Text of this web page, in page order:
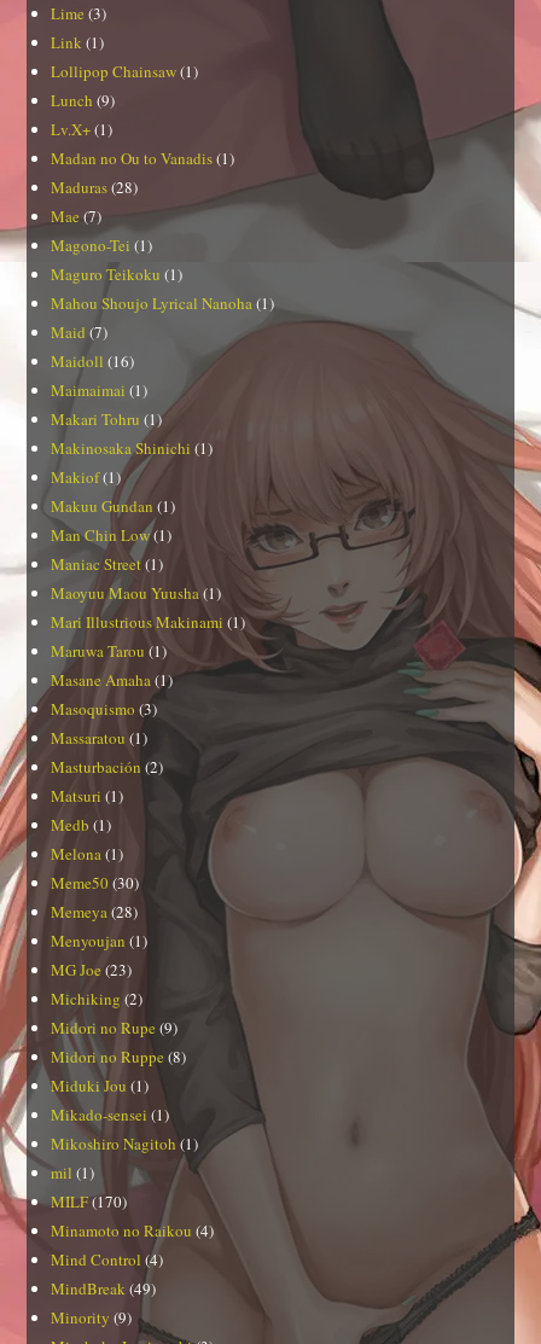
Lime (3)
Link (1)
Lollipop Chainsaw(1)
Lunch (9)
Lv.X+(1)
Madan no Ou to Vanadis(1)
Maduras(28)
Mae(7)
Magono-Tei (1)
Maguro Teikoku (1)
Mahou Shoujo Lyrical Nanoha(1)
Maid (7)
Maidoll (16)
Maimaimai (1)
Makari Tohru (1)
Makinosaka Shinichi (1)
Makiof(1)
Makuu Gundan (1)
Man Chin Low(1)
Maniac Street(1)
Maoyuu Maou Yuusha(1)
Mari Illustrious Makinami (1)
Maruwa Tarou (1)
Masane Amaha(1)
Masoquismo (3)
Massaratou (1)
Masturbación (2)
Matsuri (1)
Medb (1)
Melona(1)
Meme50 (30)
Memeya(28)
Menyoujan (1)
MG Joe (23)
Michiking (2)
Midori no Rupe (9)
Midori no Ruppe (8)
Miduki Jou (1)
Mikado-sensei (1)
Mikoshiro Nagitoh (1)
mil (1)
MILF(170)
Minamoto no Raikou (4)
Mind Control (4)
MindBreak (49)
Minority (9)